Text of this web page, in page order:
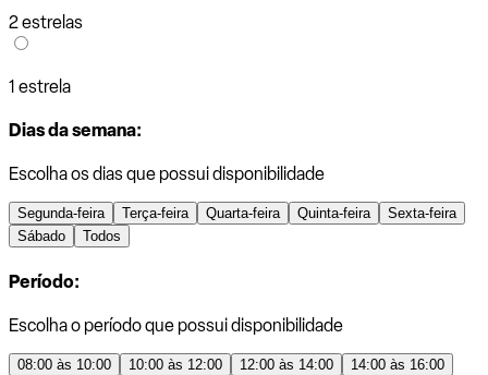
2 estrelas
1 estrela
Dias da semana:
Escolha os dias que possui disponibilidade
Segunda-feira Terça-feira Quarta-feira Quinta-feira
Sexta-feira
Sábado
Todos
Período:
Escolha o período que possui disponibilidade
08:00 às 10:00 10:00 às 12:00 12:00 às 14:00
14:00 às 16:00